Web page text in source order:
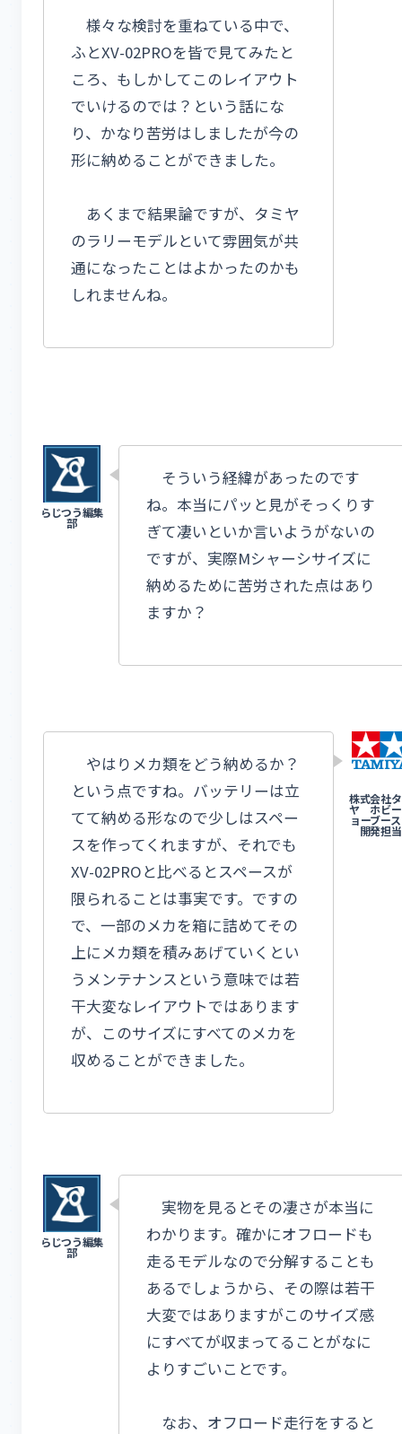
様々な検討を重ねている中で、
ふとXV-02PROを皆で見てみたと
ころ、もしかしてこのレイアウト
でいけるのでは？という話にな
り、かなり苦労はしましたが今の
形に納めることができました。
あくまで結果論ですが、タミヤ
のラリーモデルといて雰囲気が共
通になったことはよかったのかも
しれませんね。
そういう経緯があったのです
ね。本当にパッと見がそっくりす
ぎて凄いといか言いようがないの
ですが、実際Mシャーシサイズに
納めるために苦労された点はあり
ますか？
やはりメカ類をどう納めるか？
という点ですね。バッテリーは立
てて納める形なので少しはスペー
スを作ってくれますが、それでも
XV-02PROと比べるとスペースが
限られることは事実です。ですの
で、一部のメカを箱に詰めてその
上にメカ類を積みあげていくとい
うメンテナンスという意味では若
干大変なレイアウトではあります
が、このサイズにすべてのメカを
収めることができました。
実物を見るとその凄さが本当に
わかります。確かにオフロードも
走るモデルなので分解することも
あるでしょうから、その際は若干
大変ではありますがこのサイズ感
にすべてが収まってることがなに
よりすごいことです。
なお、オフロード走行をすると